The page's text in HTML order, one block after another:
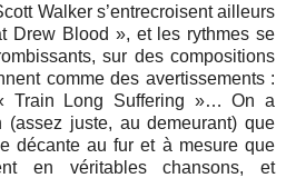
Walker s’entrecroisent ailleurs
Drew Blood », et les rythmes se
sur des compositions
comme des avertissements :
Train Long Suffering »… On a
(assez juste, au demeurant) que
décante au fur et à mesure que
en véritables chansons, et